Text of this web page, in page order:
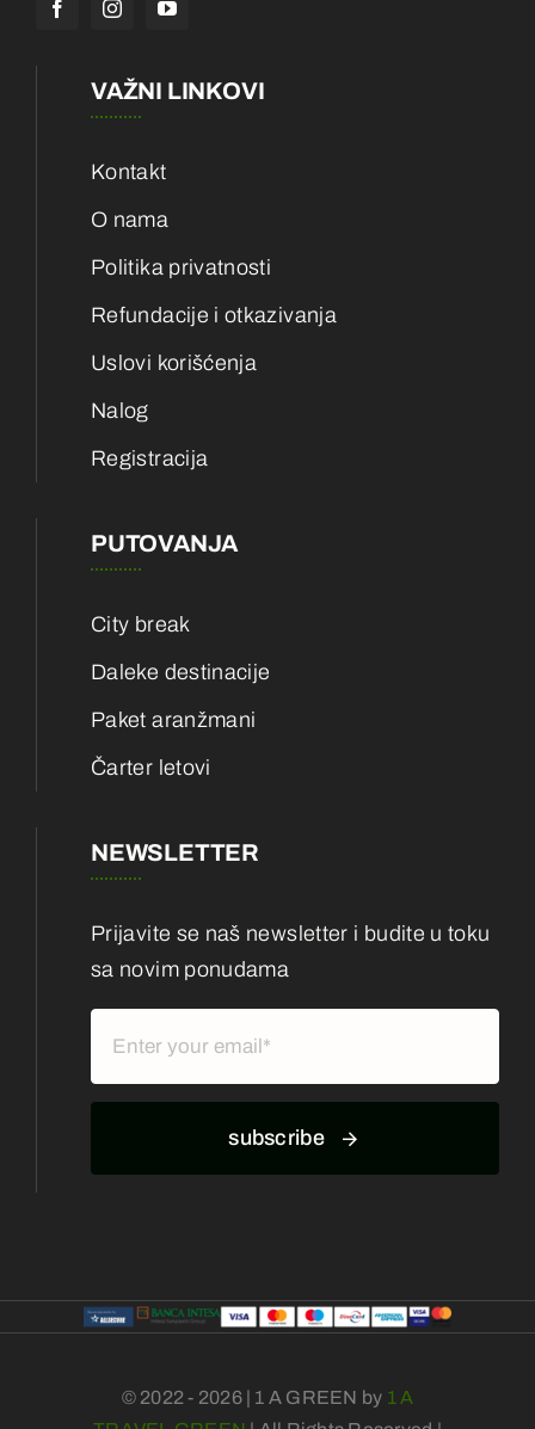
VAŽNI LINKOVI
Kontakt
O nama
Politika privatnosti
Refundacije i otkazivanja
Uslovi korišćenja
Nalog
Registracija
PUTOVANJA
City break
Daleke destinacije
Paket aranžmani
Čarter letovi
NEWSLETTER
Prijavite se naš newsletter i budite u toku
sa novim ponudama
subscribe
© 2022 - 2026 | 1 A GREEN by 1 A